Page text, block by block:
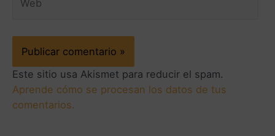
Este sitio usa Akismet para reducir el spam.
Aprende cómo se procesan los datos de tus
comentarios.